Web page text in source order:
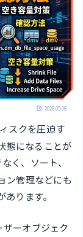
2026.05.06
スクを圧迫す
態になることが
く、ソート、
ン管理などにも
ります。
ーオブジェク